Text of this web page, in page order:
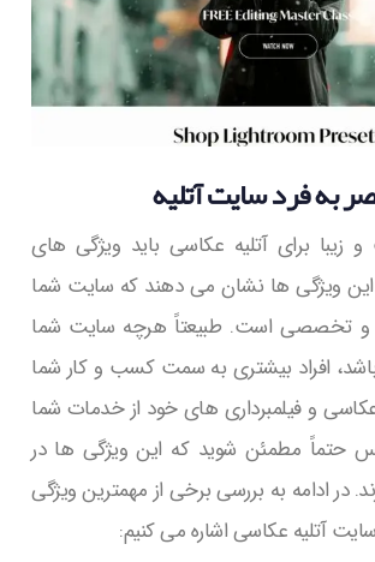
به فرد سایت آتلیه
زیبا برای آتلیه عکاسی باید ویژگی های
ویژگی ها نشان می دهند که سایت شما
و تخصصی است. طبیعتاً هرچه سایت شما
باشد، افراد بیشتری به سمت کسب و کار شما
و فیلمبرداری های خود از خدمات شما
حتماً مطمئن شوید که این ویژگی ها در
در ادامه به بررسی برخی از مهمترین ویژگی
آتلیه عکاسی اشاره می کنیم: